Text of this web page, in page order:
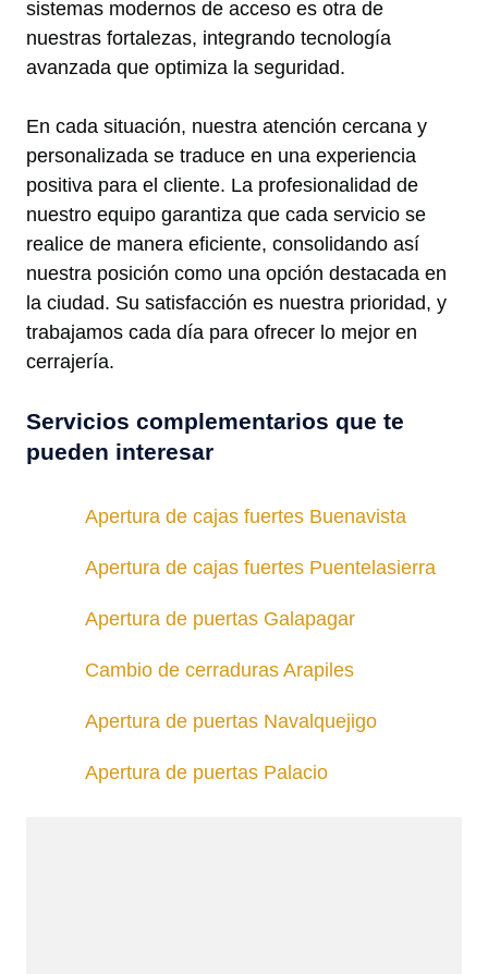
sistemas modernos de acceso es otra de
nuestras fortalezas, integrando tecnología
avanzada que optimiza la seguridad.
En cada situación, nuestra atención cercana y
personalizada se traduce en una experiencia
positiva para el cliente. La profesionalidad de
nuestro equipo garantiza que cada servicio se
realice de manera eficiente, consolidando así
nuestra posición como una opción destacada en
la ciudad. Su satisfacción es nuestra prioridad, y
trabajamos cada día para ofrecer lo mejor en
cerrajería.
Servicios complementarios que te
pueden interesar
Apertura de cajas fuertes Buenavista
Apertura de cajas fuertes Puentelasierra
Apertura de puertas Galapagar
Cambio de cerraduras Arapiles
Apertura de puertas Navalquejigo
Apertura de puertas Palacio